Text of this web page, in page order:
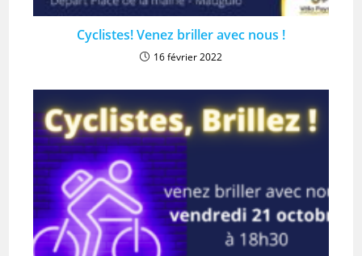
Cyclistes! Venez briller avec nous !
16 février 2022